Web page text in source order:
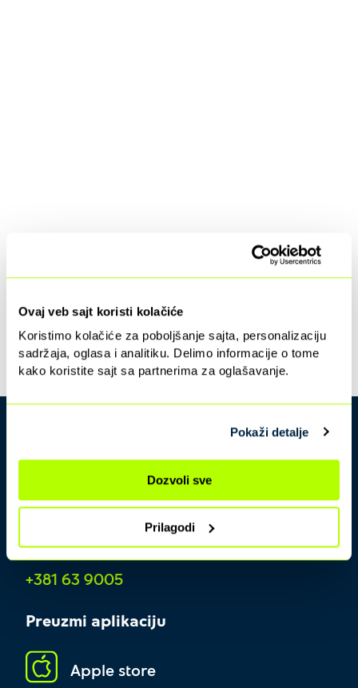
Ovaj veb sajt koristi kolačiće
Koristimo kolačiće za poboljšanje sajta, personalizaciju
sadržaja, oglasa i analitiku. Delimo informacije o tome
kako koristite sajt sa partnerima za oglašavanje.
Pokaži detalje
Dozvoli sve
Prilagodi
+381 63 9005
Preuzmi aplikaciju
Apple store